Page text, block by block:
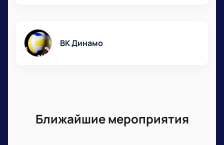
ВК Динамо
Ближайшие мероприятия